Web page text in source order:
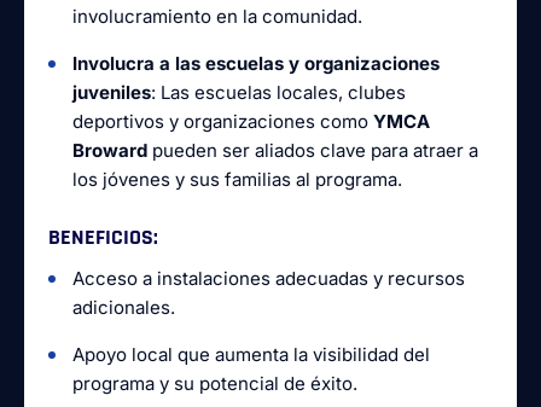
involucramiento en la comunidad.
Involucra a las escuelas y organizaciones
juveniles: Las escuelas locales, clubes
deportivos y organizaciones como YMCA
Broward pueden ser aliados clave para atraer a
los jóvenes y sus familias al programa.
BENEFICIOS:
Acceso a instalaciones adecuadas y recursos
adicionales.
Apoyo local que aumenta la visibilidad del
programa y su potencial de éxito.